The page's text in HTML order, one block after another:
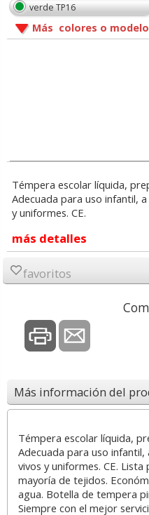
verde TP16
Más colores o
Témpera escolar líquida,
Adecuada para uso infantil,
y uniformes. CE.
más detalles
favoritos
Más información del
Témpera escolar líquida,
Adecuada para uso
vivos y uniformes. CE. Lista
mayoría de tejidos.
agua. Botella de tempera
Siempre con el mejor